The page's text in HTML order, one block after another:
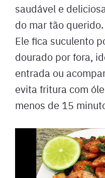
saudável e
do mar tão querido.
Ele fica suculento
dourado por fora,
entrada ou
evita fritura com
menos de 15